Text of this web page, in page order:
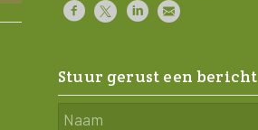
Stuur gerust een bericht